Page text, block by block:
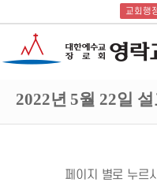
교회행
2022년 5월 22일
페이지 별로 누르